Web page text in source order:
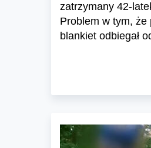
zatrzymany 42-
Problem w tym, że
blankiet odbiegał